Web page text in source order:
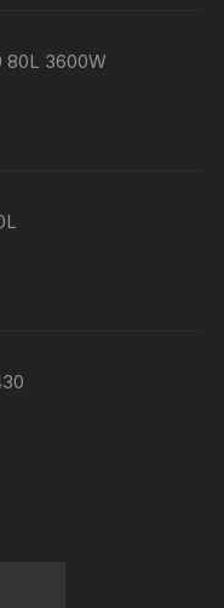
80L 3600W